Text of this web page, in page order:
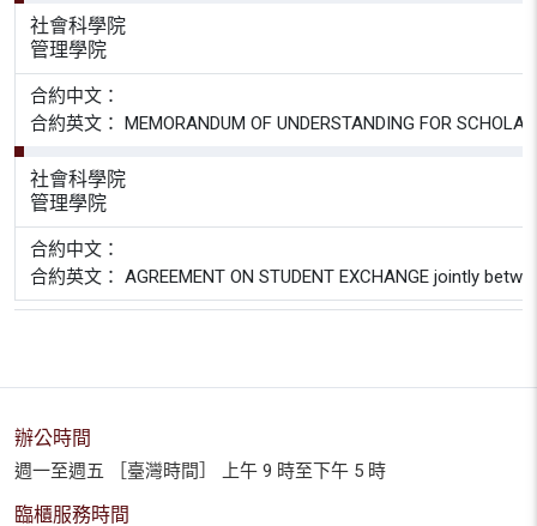
社會科學院
管理學院
合約中文：
合約英文： MEMORANDUM OF UNDERSTANDING FOR
社會科學院
管理學院
合約中文：
合約英文： AGREEMENT ON STUDENT EXCHANGE jointly
辦公時間
週一至週五 ［臺灣時間］ 上午 9 時至下午 5 時
臨櫃服務時間